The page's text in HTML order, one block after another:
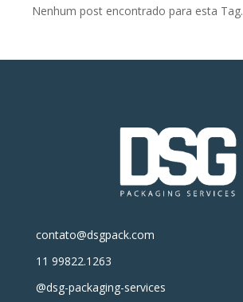
Nenhum post encontrado para esta Tag.
contato@dsgpack.com
11 99822.1263
@dsg-packaging-services